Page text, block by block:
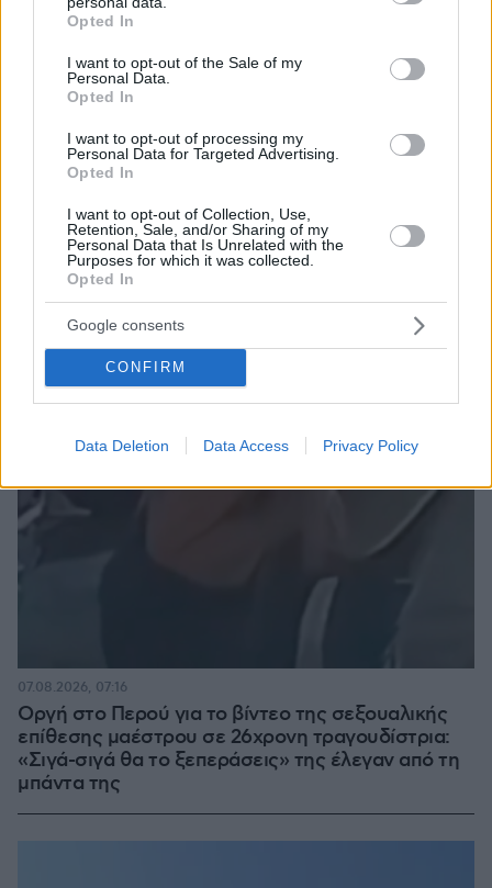
grant or deny consent to Google and its third-party tags to
use your data for below specified purposes in below Google
consent section.
Opted In
I want to opt-out of the Sale of my
Personal Data.
Opted In
I want to opt-out of processing my
Personal Data for Targeted Advertising.
Opted In
I want to opt-out of Collection, Use,
Retention, Sale, and/or Sharing of my
Personal Data that Is Unrelated with the
Purposes for which it was collected.
Opted In
Google consents
CONFIRM
Data Deletion Data Access Privacy Policy
«Δεν το πιστεύουμε», λένε οι Αμερικανοί που
υιοθέτησαν τον Αφγανό στη Λέσβο - Η αρχική
εκδοχή για το φονικό στην Κυψέλη και η σιωπή
στην απολογία
07.08.2026, 07:19
Οργή στο Περού για το βίντεο της σεξουαλικής
επίθεσης μαέστρου σε 26χρονη τραγουδίστρια:
«Σιγά-σιγά θα το ξεπεράσεις» της έλεγαν από τη
μπάντα της
07.08.2026, 07:16